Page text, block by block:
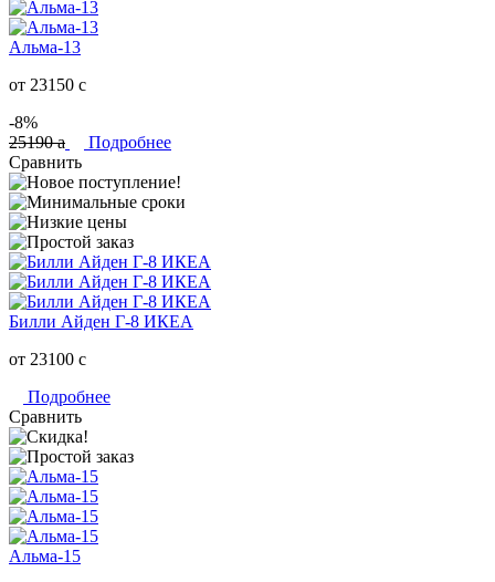
Альма-13
от 23150 c
-8%
25190a
Подробнее
Сравнить
Билли Айден Г-8 ИКЕА
от 23100 c
Подробнее
Сравнить
Альма-15